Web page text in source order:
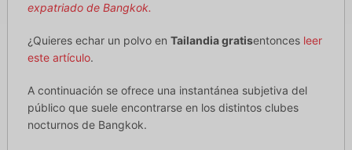
expatriado de Bangkok.
¿Quieres echar un polvo en Tailandia gratisentonces leer
este artículo.
A continuación se ofrece una instantánea subjetiva del
público que suele encontrarse en los distintos clubes
nocturnos de Bangkok.